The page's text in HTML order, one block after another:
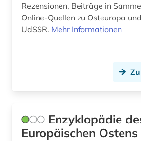
Rezensionen, Beiträge in
Online-Quellen zu Osteuropa
UdSSR. Mehr Informationen
Enzyklopädie
Europäischen Ostens